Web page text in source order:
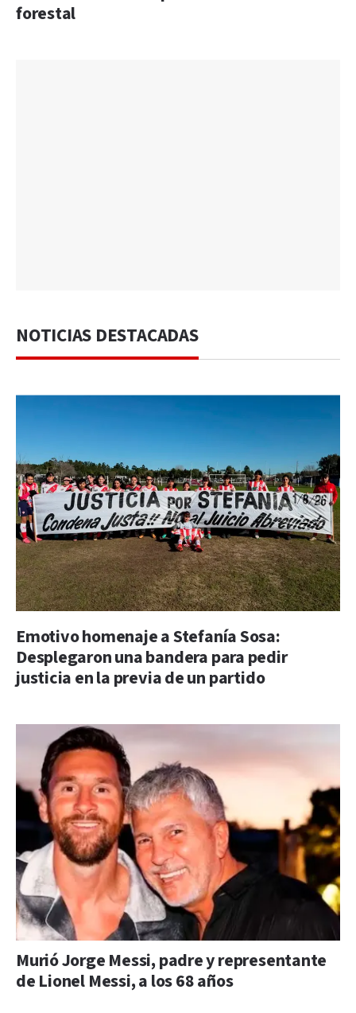
forestal
NOTICIAS DESTACADAS
Emotivo homenaje a Stefanía Sosa:
Desplegaron una bandera para pedir
justicia en la previa de un partido
Murió Jorge Messi, padre y representante
de Lionel Messi, a los 68 años